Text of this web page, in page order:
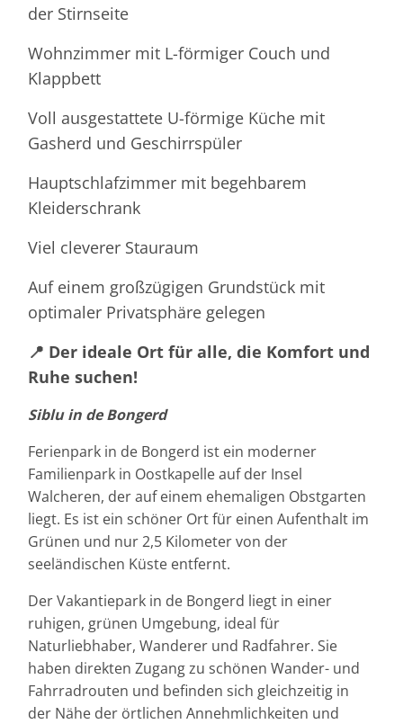
der Stirnseite
Wohnzimmer mit L-förmiger Couch und
Klappbett
Voll ausgestattete U-förmige Küche mit
Gasherd und Geschirrspüler
Hauptschlafzimmer mit begehbarem
Kleiderschrank
Viel cleverer Stauraum
Auf einem großzügigen Grundstück mit
optimaler Privatsphäre gelegen
📍 Der ideale Ort für alle, die Komfort und
Ruhe suchen!
Siblu in de Bongerd
Ferienpark in de Bongerd ist ein moderner
Familienpark in Oostkapelle auf der Insel
Walcheren, der auf einem ehemaligen Obstgarten
liegt. Es ist ein schöner Ort für einen Aufenthalt im
Grünen und nur 2,5 Kilometer von der
seeländischen Küste entfernt.
Der Vakantiepark in de Bongerd liegt in einer
ruhigen, grünen Umgebung, ideal für
Naturliebhaber, Wanderer und Radfahrer. Sie
haben direkten Zugang zu schönen Wander- und
Fahrradrouten und befinden sich gleichzeitig in
der Nähe der örtlichen Annehmlichkeiten und